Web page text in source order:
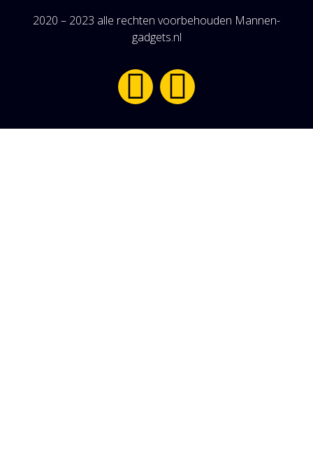
2020 – 2023 alle rechten voorbehouden Mannen-
gadgets.nl